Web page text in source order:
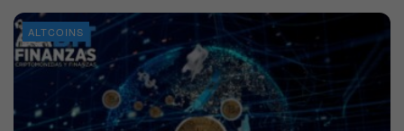
ALTCOINS